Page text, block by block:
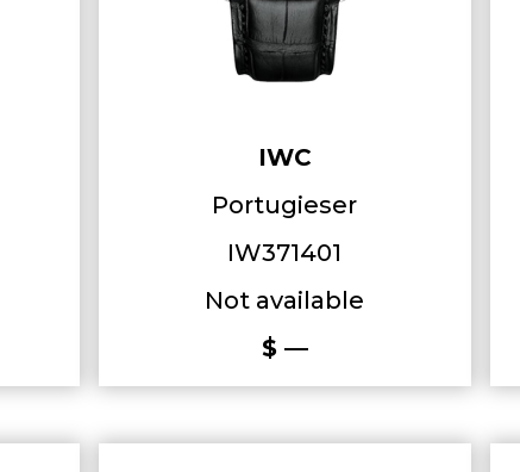
IWC
Portugieser
IW371401
Not available
$ —